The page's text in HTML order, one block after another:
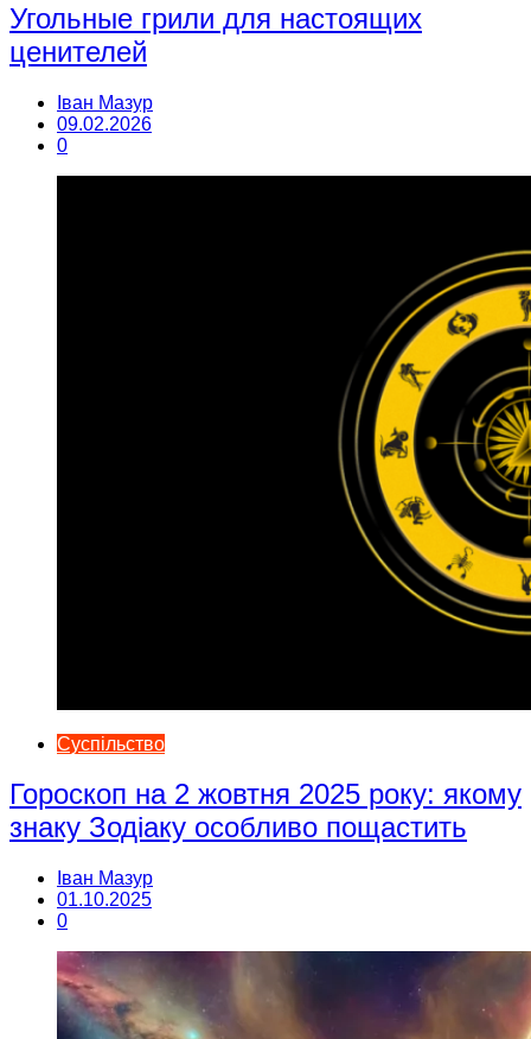
Угольные грили для настоящих
ценителей
Іван Мазур
09.02.2026
0
Суспільство
Гороскоп на 2 жовтня 2025 року: якому
знаку Зодіаку особливо пощастить
Іван Мазур
01.10.2025
0